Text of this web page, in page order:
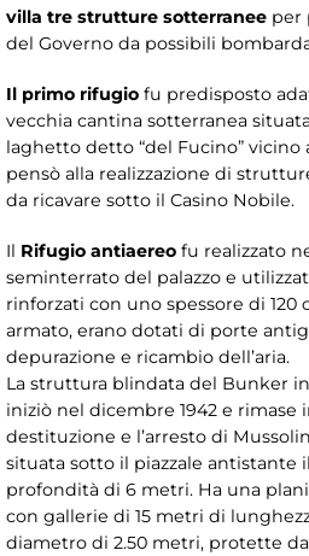
villa tre strutture sotterranee per
del Governo da possibili
Il primo rifugio fu predisposto
vecchia cantina sotterranea
laghetto detto “del Fucino” vicino
pensò alla realizzazione di
da ricavare sotto il Casino Nobile.
Il Rifugio antiaereo fu realizzato
seminterrato del palazzo e
rinforzati con uno spessore di
armato, erano dotati di porte
depurazione e ricambio dell’aria.
La struttura blindata del Bunker
iniziò nel dicembre 1942 e
destituzione e l’arresto di
situata sotto il piazzale antistante
profondità di 6 metri. Ha una
con gallerie di 15 metri di
diametro di 2.50 metri, protette